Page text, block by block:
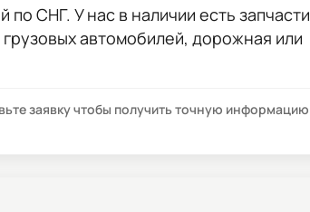
СНГ. У нас в наличии есть запчасти
автомобилей, дорожная или
заявку чтобы получить точную информацию